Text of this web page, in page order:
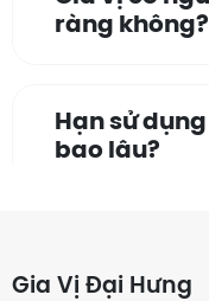
ràng không?
Hạn sử
bao lâu?
nào?
Gia Vị Đại Hưng